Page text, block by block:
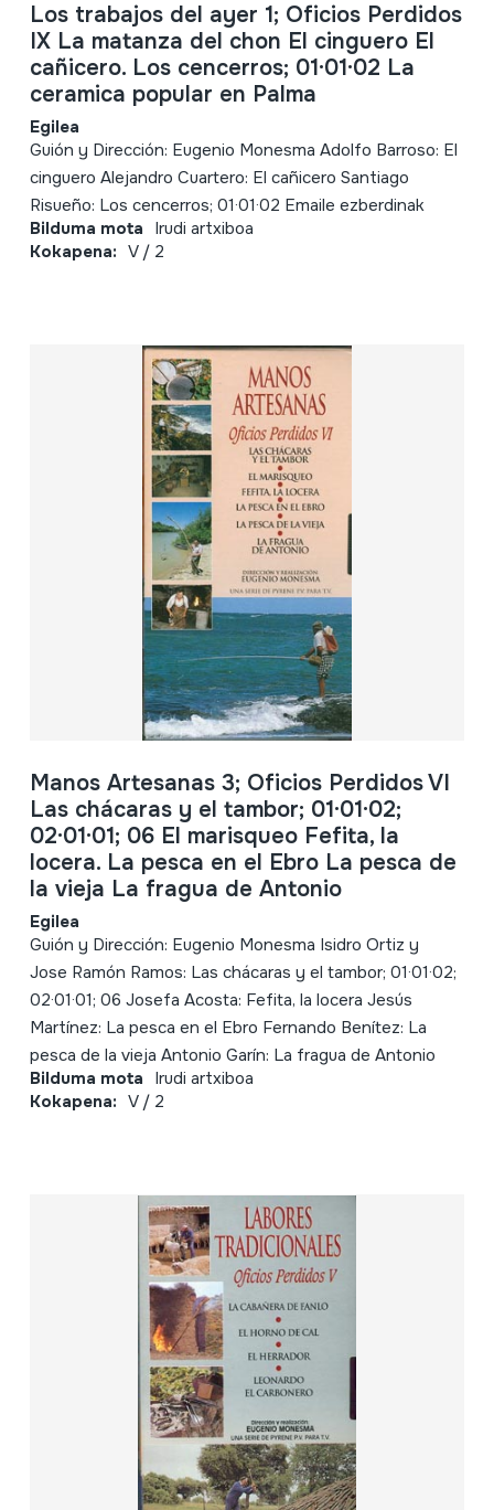
Los trabajos del ayer 1; Oficios Perdidos
IX La matanza del chon El cinguero El
cañicero. Los cencerros; 01·01·02 La
ceramica popular en Palma
Egilea
Guión y Dirección: Eugenio Monesma Adolfo Barroso: El
cinguero Alejandro Cuartero: El cañicero Santiago
Risueño: Los cencerros; 01·01·02 Emaile ezberdinak
Bilduma mota Irudi artxiboa
Kokapena: V / 2
Manos Artesanas 3; Oficios Perdidos VI
Las chácaras y el tambor; 01·01·02;
02·01·01; 06 El marisqueo Fefita, la
locera. La pesca en el Ebro La pesca de
la vieja La fragua de Antonio
Egilea
Guión y Dirección: Eugenio Monesma Isidro Ortiz y
Jose Ramón Ramos: Las chácaras y el tambor; 01·01·02;
02·01·01; 06 Josefa Acosta: Fefita, la locera Jesús
Martínez: La pesca en el Ebro Fernando Benítez: La
pesca de la vieja Antonio Garín: La fragua de Antonio
Bilduma mota Irudi artxiboa
Kokapena: V / 2